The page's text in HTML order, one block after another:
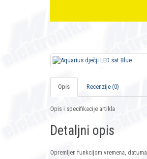
Opis Recenzije (0)
Opis i specifikacije artikla
Detaljni opis
Opremljen funkcijom vremena, datuma